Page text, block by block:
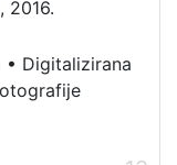
2016.
• Digitalizirana